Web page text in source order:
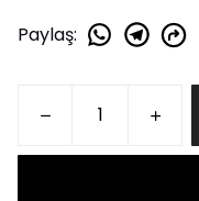
Paylaş: